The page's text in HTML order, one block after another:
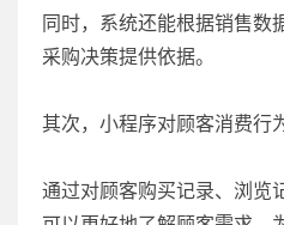
同时，系统还能根据销售数
采购决策提供依据。
其次，小程序对顾客消费行
通过对顾客购买记录、浏览